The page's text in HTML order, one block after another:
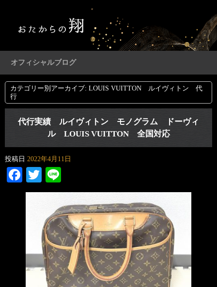
オフィシャルブログ
カテゴリー別アーカイブ: LOUIS VUITTON ルイヴィトン 代
行
代行実績 ルイヴィトン モノグラム ドーヴィ
ル LOUIS VUITTON 全国対応
投稿日 2022年4月11日
Facebook
Twitter